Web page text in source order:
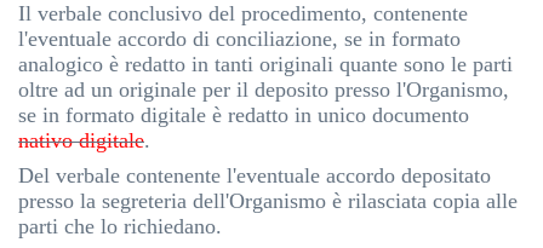
Il verbale conclusivo del procedimento, contenente
l'eventuale accordo di conciliazione, se in formato
analogico è redatto in tanti originali quante sono le parti
oltre ad un originale per il deposito presso l'Organismo,
se in formato digitale è redatto in unico documento
nativo digitale.
Del verbale contenente l'eventuale accordo depositato
presso la segreteria dell'Organismo è rilasciata copia alle
parti che lo richiedano.